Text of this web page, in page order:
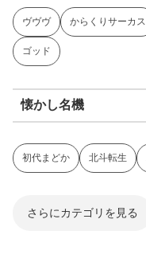
ヴヴヴ からくりサーカス
ゴッド
懐かし名機
初代まどか 北斗転生
さらにカテゴリを見る